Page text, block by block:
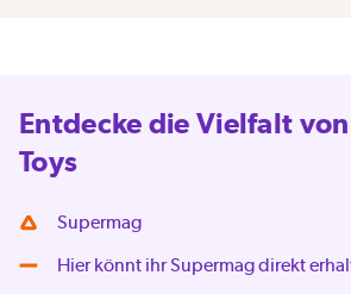
Entdecke die Vielfalt von
Toys
Supermag
Hier könnt ihr Supermag direkt